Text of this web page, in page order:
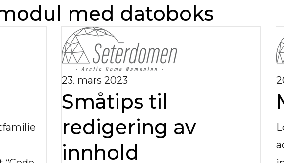
med datoboks
23. mars 2023
Småtips til
redigering av
innhold